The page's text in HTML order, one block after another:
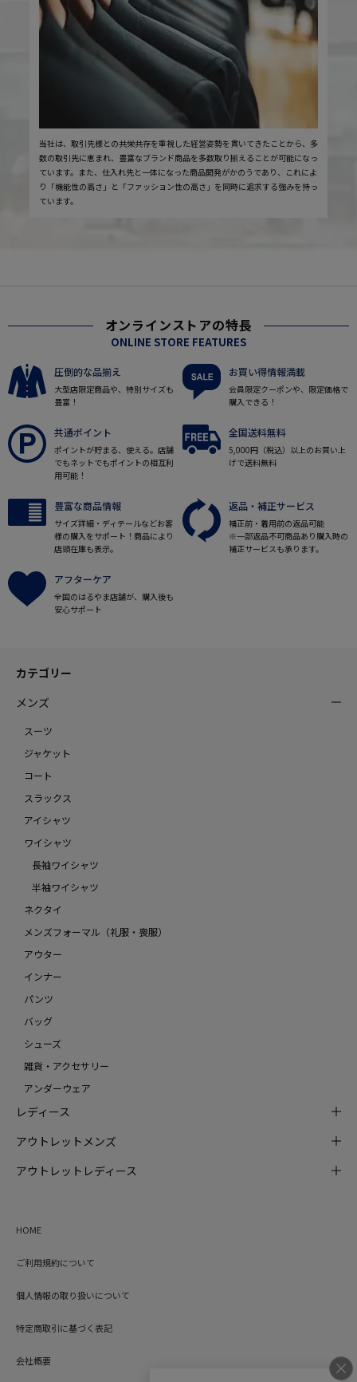
当社は、取引先様との共栄共存を重視した経営姿勢を貫いてきたことから、多
数の取引先に恵まれ、豊富なブランド商品を多数取り揃えることが可能になっ
ています。また、仕入れ先と一体になった商品開発がかのうであり、これによ
り「機能性の高さ」と「ファッション性の高さ」を同時に追求する強みを持っ
ています。
オンラインストアの特長
ONLINE STORE FEATURES
圧倒的な品揃え
大型店限定商品や、特別サイズも
豊富！
お買い得情報満載
会員限定クーポンや、限定価格で
購入できる！
共通ポイント
ポイントが貯まる、使える。店舗
でもネットでもポイントの相互利
用可能！
全国送料無料
5,000円（税込）以上のお買い上
げで送料無料
豊富な商品情報
サイズ詳細・ディテールなどお客
様の購入をサポート！商品により
店頭在庫も表示。
返品・補正サービス
補正前・着用前の返品可能
※一部返品不可商品あり購入時の
補正サービスも承ります。
アフターケア
全国のはるやま店舗が、購入後も
安心サポート
カテゴリー
メンズ
スーツ
ジャケット
コート
スラックス
アイシャツ
ワイシャツ
長袖ワイシャツ
半袖ワイシャツ
ネクタイ
メンズフォーマル（礼服・喪服）
アウター
インナー
パンツ
バッグ
シューズ
雑貨・アクセサリー
アンダーウェア
レディース
アウトレットメンズ
アウトレットレディース
HOME
ご利用規約について
個人情報の取り扱いについて
特定商取引に基づく表記
会社概要